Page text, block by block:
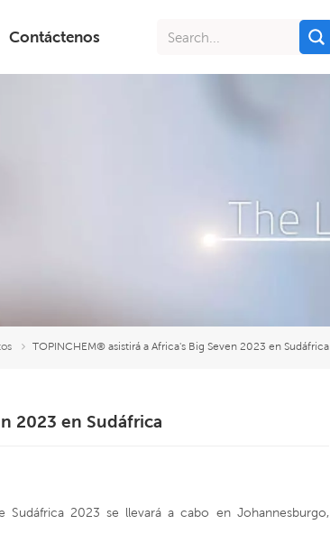
Contáctenos
TOPINCHEM® asistirá a Africa's Big Seven 2023 en Sudáfrica
2023 en Sudáfrica
Sudáfrica 2023 se llevará a cabo en Johannesburgo,